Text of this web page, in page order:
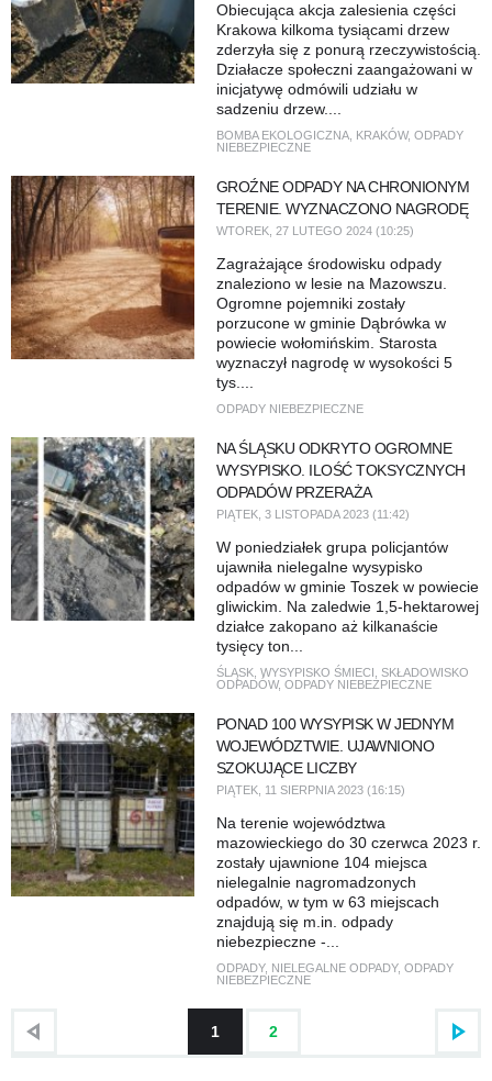
Obiecująca akcja zalesienia części
Krakowa kilkoma tysiącami drzew
zderzyła się z ponurą rzeczywistością.
Działacze społeczni zaangażowani w
inicjatywę odmówili udziału w
sadzeniu drzew....
BOMBA EKOLOGICZNA, KRAKÓW, ODPADY
NIEBEZPIECZNE
GROŹNE ODPADY NA CHRONIONYM
TERENIE. WYZNACZONO NAGRODĘ
WTOREK, 27 LUTEGO 2024 (10:25)
Zagrażające środowisku odpady
znaleziono w lesie na Mazowszu.
Ogromne pojemniki zostały
porzucone w gminie Dąbrówka w
powiecie wołomińskim. Starosta
wyznaczył nagrodę w wysokości 5
tys....
ODPADY NIEBEZPIECZNE
NA ŚLĄSKU ODKRYTO OGROMNE
WYSYPISKO. ILOŚĆ TOKSYCZNYCH
ODPADÓW PRZERAŻA
PIĄTEK, 3 LISTOPADA 2023 (11:42)
W poniedziałek grupa policjantów
ujawniła nielegalne wysypisko
odpadów w gminie Toszek w powiecie
gliwickim. Na zaledwie 1,5-hektarowej
działce zakopano aż kilkanaście
tysięcy ton...
ŚLĄSK, WYSYPISKO ŚMIECI SKŁADOWISKO
ODPADÓW, ODPADY NIEBEZPIECZNE
PONAD 100 WYSYPISK W JEDNYM
WOJEWÓDZTWIE. UJAWNIONO
SZOKUJĄCE LICZBY
PIĄTEK, 11 SIERPNIA 2023 (16:15)
Na terenie województwa
mazowieckiego do 30 czerwca 2023 r.
zostały ujawnione 104 miejsca
nielegalnie nagromadzonych
odpadów, w tym w 63 miejscach
znajdują się m.in. odpady
niebezpieczne -...
ODPADY, NIELEGALNE ODPADY, ODPADY
NIEBEZPIECZNE
1 2